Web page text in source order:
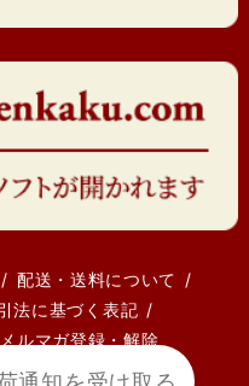
配送・送料について
法に基づく表記
メルマガ登録・解除